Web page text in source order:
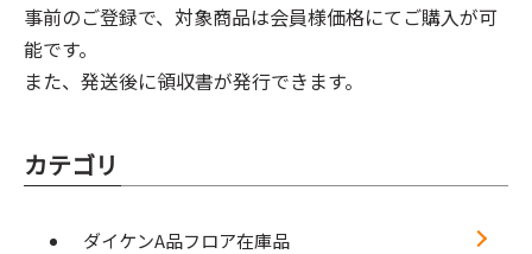
事前のご登録で、対象商品は会員様価格にてご購入が可
能です。
また、発送後に領収書が発行できます。
カテゴリ
ダイケンA品フロア在庫品